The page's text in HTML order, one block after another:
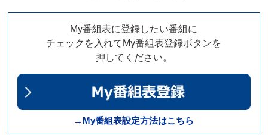
My番組表に登録したい番組に
チェックを入れてMy番組表登録ボタンを
押してください。
→My番組表設定方法はこちら